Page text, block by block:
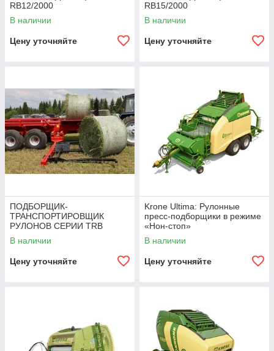
RB12/2000
В наличии
Цену уточняйте
RB15/2000
В наличии
Цену уточняйте
ПОДБОРЩИК-
ТРАНСПОРТИРОВЩИК
РУЛОНОВ СЕРИИ TRB
В наличии
Цену уточняйте
Krone Ultima: Рулонные
пресс-подборщики в режиме
«Нон-стоп»
В наличии
Цену уточняйте